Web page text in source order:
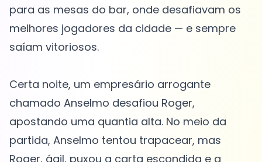
para as mesas do bar, onde desafiavam os
melhores jogadores da cidade — e sempre
saíam vitoriosos.
Certa noite, um empresário arrogante
chamado Anselmo desafiou Roger,
apostando uma quantia alta. No meio da
partida, Anselmo tentou trapacear, mas
Roger, ágil, puxou a carta escondida e a